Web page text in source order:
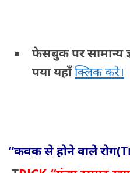
फेसबुक पर सामान्य
पया यहाँक्लिक करे।
“कवक से होने वाले